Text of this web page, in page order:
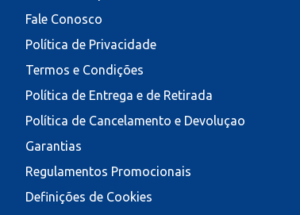
Fale Conosco
Política de Privacidade
Termos e Condições
Política de Entrega e de Retirada
Política de Cancelamento e Devoluçao
Garantias
Regulamentos Promocionais
Definições de Cookies